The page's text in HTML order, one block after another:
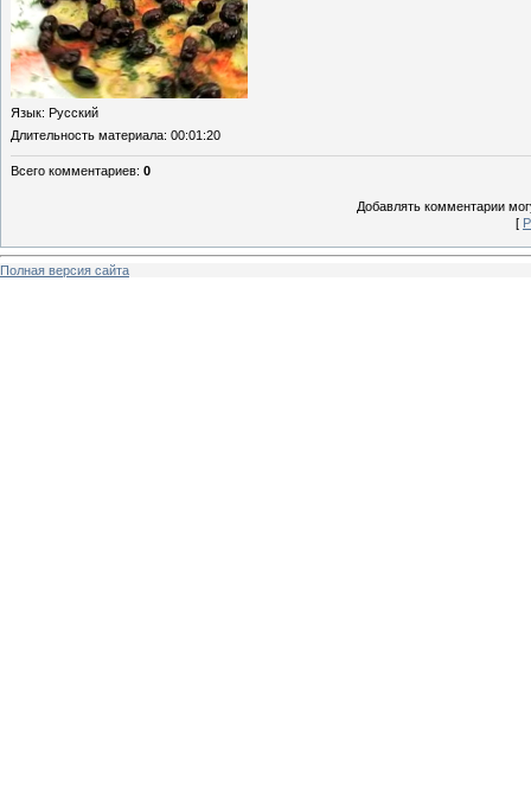
Язык: Русский
Длительность материала: 00:01:20
Всего комментариев: 0
Добавлять комментарии
[
Полная версия сайта